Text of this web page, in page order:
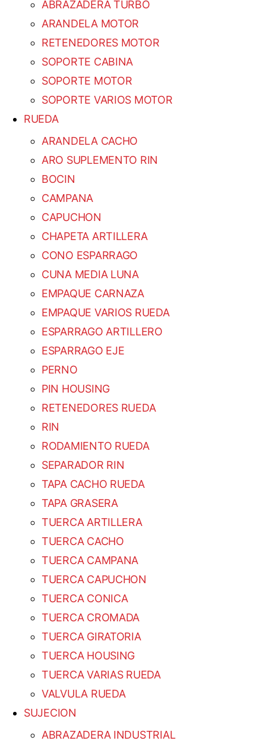
ABRAZADERA TURBO
ARANDELA MOTOR
RETENEDORES MOTOR
SOPORTE CABINA
SOPORTE MOTOR
SOPORTE VARIOS MOTOR
RUEDA
ARANDELA CACHO
ARO SUPLEMENTO RIN
BOCIN
CAMPANA
CAPUCHON
CHAPETA ARTILLERA
CONO ESPARRAGO
CUNA MEDIA LUNA
EMPAQUE CARNAZA
EMPAQUE VARIOS RUEDA
ESPARRAGO ARTILLERO
ESPARRAGO EJE
PERNO
PIN HOUSING
RETENEDORES RUEDA
RIN
RODAMIENTO RUEDA
SEPARADOR RIN
TAPA CACHO RUEDA
TAPA GRASERA
TUERCA ARTILLERA
TUERCA CACHO
TUERCA CAMPANA
TUERCA CAPUCHON
TUERCA CONICA
TUERCA CROMADA
TUERCA GIRATORIA
TUERCA HOUSING
TUERCA VARIAS RUEDA
VALVULA RUEDA
SUJECION
ABRAZADERA INDUSTRIAL